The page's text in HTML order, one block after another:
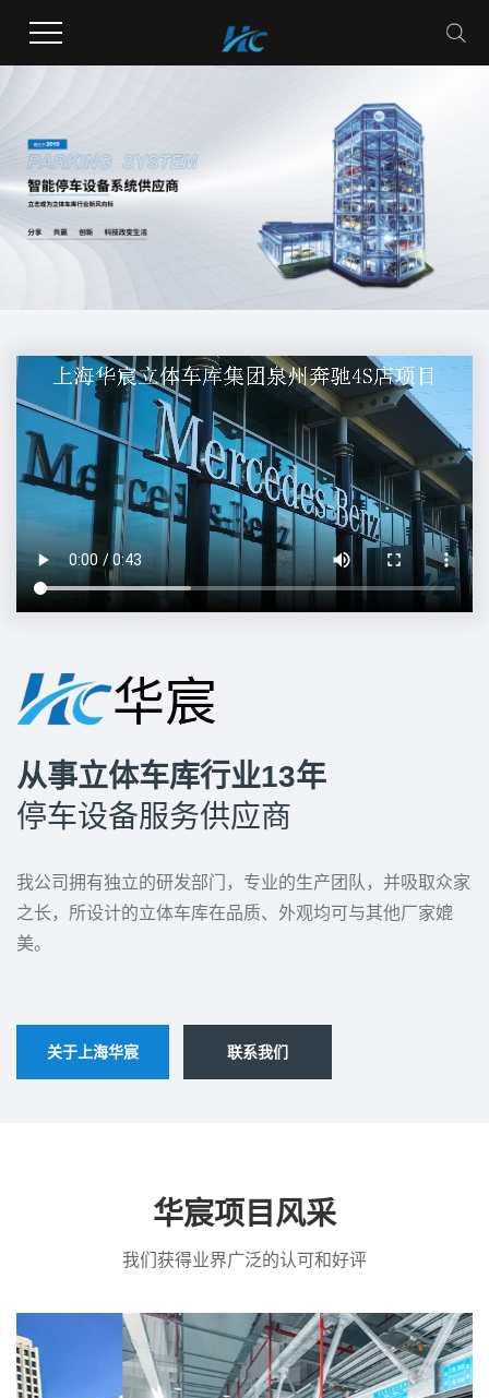
从事立体车库行业13年
停车设备服务供应商
我公司拥有独立的研发部门，专业的生产团队，并吸取众家
之长，所设计的立体车库在品质、外观均可与其他厂家媲
美。
关于上海华宸 联系我们
华宸项目风采
我们获得业界广泛的认可和好评